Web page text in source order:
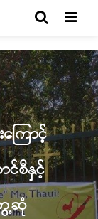
ြောင့်
င်စီနှင့်
ေ့ဆုံ